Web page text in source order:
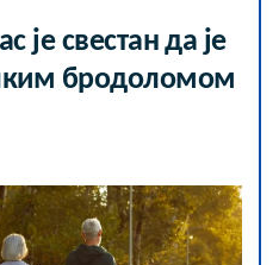
је свестан да је
бродоломом